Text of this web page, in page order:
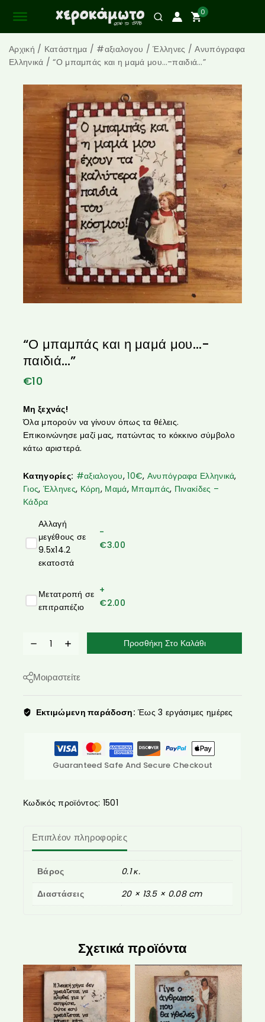
0
Αρχική / Κατάστημα / #αξιαλογου / Έλληνες / Ανυπόγραφα
Ελληνικά / “Ο μπαμπάς και η μαμά μου…-παιδιά…”
“Ο μπαμπάς και η μαμά μου…-
παιδιά…”
€10
Μη ξεχνάς!
Όλα μπορούν να γίνουν όπως τα θέλεις.
Επικοινώνησε μαζί μας, πατώντας το κόκκινο σύμβολο
κάτω αριστερά.
Κατηγορίες: #αξιαλογου,10€, Ανυπόγραφα Ελληνικά,
Γιος, Έλληνες, Κόρη, Μαμά, Μπαμπάς, Πινακίδες –
Κάδρα
Αλλαγή
μεγέθους σε
9.5x14.2
εκατοστά
-
€3.00
Μετατροπή σε
επιτραπέζιο
+
€2.00
Προσθήκη Στο Καλάθι
Μοιραστείτε
Εκτιμώμενη παράδοση: Έως 3 εργάσιμες ημέρες
Guaranteed Safe And Secure Checkout
Κωδικός προϊόντος: 1501
Επιπλέον πληροφορίες
Βάρος
0.1 κ.
Διαστάσεις
20 × 13.5 × 0.08 cm
Σχετικά προϊόντα